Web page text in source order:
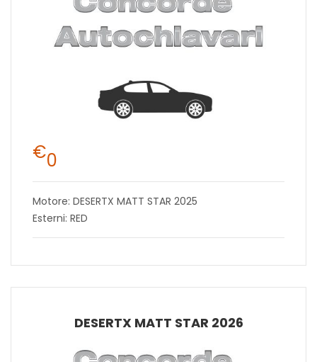
€0
Motore: DESERTX MATT STAR 2025
Esterni: RED
DESERTX MATT STAR 2026